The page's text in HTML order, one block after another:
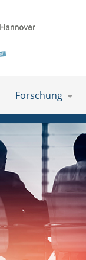
Forschung